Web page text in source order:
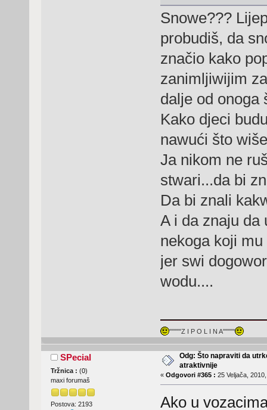
Snowe???
probudiš, da
značio kako
zanimljiwijim
dalje od onoga
Kako djeci
nawući što
Ja nikom ne
stwari...da bi
Da bi znali
A i da znaju da
nekoga koji
jer swi
wodu....
"""""Z I P O L I N A"""""
SPecial
Tržnica : (0)
maxi forumaš
Postova: 2193
Odg: Što napraviti da
atraktivnije
« Odgovori #365 : 25 Veljača,
Ako u